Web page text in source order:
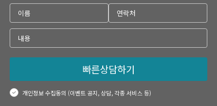
빠른상담하기
개인정보 수집동의 (이벤트 공지, 상담, 각종 서비스 등)